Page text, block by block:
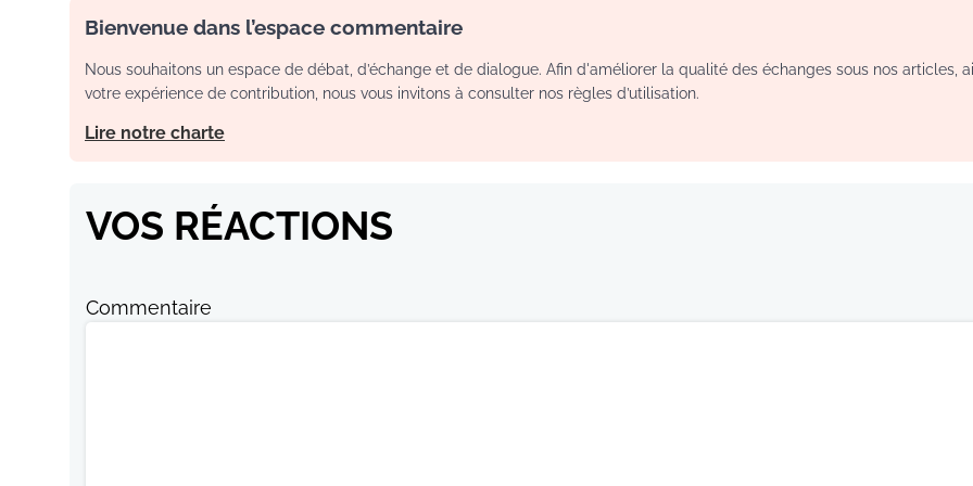
Bienvenue dans l’espace commentaire
Nous souhaitons un espace de débat, d’échange et de dialogue. Afin d'améliorer la qualité des échanges sous nos articles,
votre expérience de contribution, nous vous invitons à consulter nos règles d’utilisation.
Lire notre charte
VOS RÉACTIONS
Commentaire